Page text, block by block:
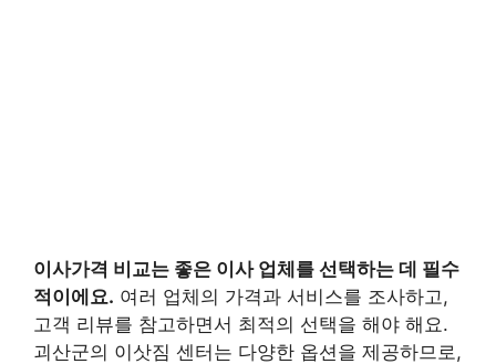
이사가격 비교는 좋은 이사 업체를 선택하는 데 필수
적이에요. 여러 업체의 가격과 서비스를 조사하고,
고객 리뷰를 참고하면서 최적의 선택을 해야 해요.
괴산군의 이삿짐 센터는 다양한 옵션을 제공하므로,